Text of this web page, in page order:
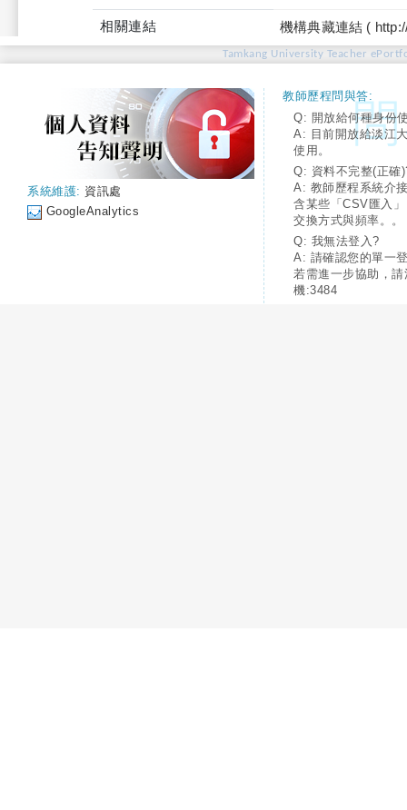
相關連結 機構典藏連結 (
Tamkang University Teacher
系統維護: 資訊處
GoogleAnalytics
教師歷程問與答:
Q: 開放給何種身份
A: 目前開放給淡江
使用。
Q: 資料不完整(正確
A: 教師歷程系統介
含某些「CSV匯入
交換方式與頻率。。
Q: 我無法登入?
A: 請確認您的單一
若需進一步協助，
機:3484